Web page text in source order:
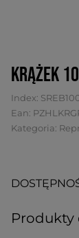
Krążek
Index:
Ean:
Kategoria: